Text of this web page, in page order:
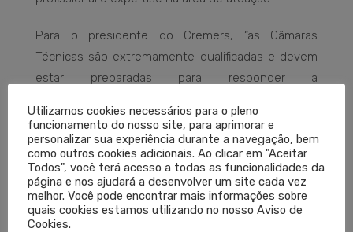
Para o presidente do Cremers, “as Câmaras
Técnicas são extremamente qualificadas e devem
estar preparadas para responder a
áreas, sendo um referencial técnico e científico das
decisões que vão nortear a Medicina no Rio Grande
do Sul”.
Três médicos receberam, de forma simbólica e por
antiguidade, homenagem pela nomeação, em
Utilizamos cookies necessários para o pleno
funcionamento do nosso site, para aprimorar e
personalizar sua experiência durante a navegação, bem
como outros cookies adicionais. Ao clicar em "Aceitar
Todos", você terá acesso a todas as funcionalidades da
página e nos ajudará a desenvolver um site cada vez
melhor. Você pode encontrar mais informações sobre
quais cookies estamos utilizando no nosso Aviso de
Cookies.